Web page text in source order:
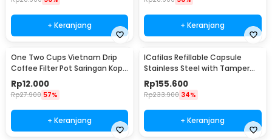
+ Keranjang + Keranjang
One Two Cups Vietnam Drip
Coffee Filter Pot Saringan Kopi
114ml 6Q - LC1
Rp12.000
Rp27.900 57%
+ Keranjang
ICafilas Refillable Capsule
Stainless Steel with Tamper
for Nespresso - F456
Rp155.600
Rp233.900 34%
+ Keranjang